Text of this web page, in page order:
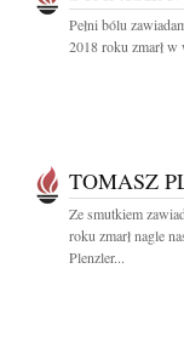
Pełni bólu
2018 roku zmarł w
TOMASZ
Ze smutkiem
roku zmarł nagle
Plenzler...